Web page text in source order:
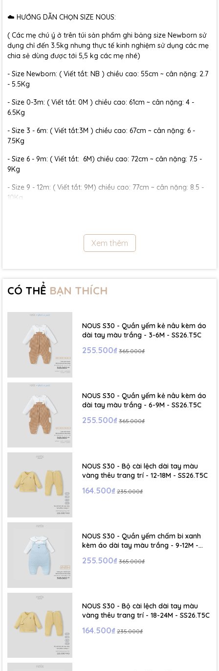
☁️ HƯỚNG DẪN CHỌN SIZE NOUS:
( Các mẹ chú ý ở trên túi sản phẩm ghi bảng size Newborn sử
dụng chỉ đến 3.5kg nhưng thực tế kinh nghiệm sử dụng các mẹ
chia sẻ dùng được tới 5,5 kg các mẹ nhé)
- Size Newborn: ( Viết tắt: NB ) chiều cao: 55cm ~ cân nặng: 2.7
- 5.5Kg
- Size 0-3m: ( Viết tắt: 0M ) chiều cao: 61cm ~ cân nặng: 4 -
6.5Kg
- Size 3 - 6m: ( Viết tắt:3M ) chiều cao: 67cm ~ cân nặng: 6 -
7.5Kg
- Size 6 - 9m: ( Viết tắt: 6M) chiều cao: 72cm ~ cân nặng: 7.5 -
9Kg
- Size 9 - 12m: ( Viết tắt: 9M) chiều cao: 77cm ~ cân nặng: 8.5 -
10Kg
- Size 18 - 24m:( Viết tắt: 18M) chiều cao: 86cm ~ cân nặng: 11.5 -
15Kg
17Kg
- Size 4 - 5Y: ( Viết tắt: 4Y) chiều cao: 107 - 114cm ~ cân nặng: 17
- Size 5 - 6Y: ( Viết tắt: 5Y) chiều cao: 114 - 122cm ~ cân nặng: 19
☁️ Bảng Size Mũ, Giày và Phụ kiện :
- NB : Dưới 6 kg
- Size S: 0-6 tháng
- Size M : 6-12 tháng
- Size L : 12-24 tháng
- Size XL :2- 6 tuổi
Xem thêm
CÓ THỂ BẠN THÍCH
NOUS S30 - Quần yếm kẻ nâu kèm áo
dài tay màu trắng - 3-6M - SS26.T5C
255.500₫ 365.000₫
NOUS S30 - Quần yếm kẻ nâu kèm áo
dài tay màu trắng - 6-9M - SS26.T5C
255.500₫ 365.000₫
NOUS S30 - Bộ cài lệch dài tay màu
vàng thêu trang trí - 12-18M - SS26.T5C
164.500₫ 235.000₫
NOUS S30 - Quần yếm chấm bi xanh
kèm áo dài tay màu trắng - 9-12M -
255.500₫ 365.000₫
NOUS S30 - Bộ cài lệch dài tay màu
vàng thêu trang trí - 18-24M - SS26.T5C
164.500₫ 235.000₫